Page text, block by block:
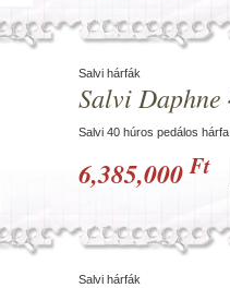
Salvi hárfák
Salvi Daphne
Salvi 40 húros pedálos hárfa
6,385,000Ft
Salvi hárfák